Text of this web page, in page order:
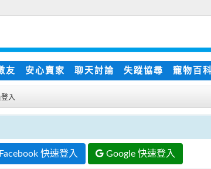
友 安心賣家 聊天討論 失蹤協尋 寵物百科
入
Facebook 快速登入 Google 快速登入